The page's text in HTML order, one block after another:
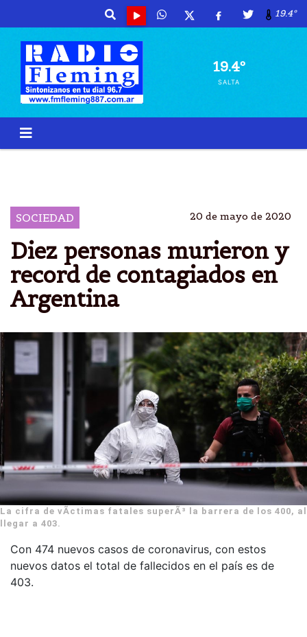
19.4º
19.4º
SALTA
SOCIEDAD 20 de mayo de 2020
Diez personas murieron y
record de contagiados en
Argentina
La cifra de vÃ­ctimas fatales superÃ³ la barrera de los 400, al
llegar a 403.
Con 474 nuevos casos de coronavirus, con estos
nuevos datos el total de fallecidos en el país es de
403.